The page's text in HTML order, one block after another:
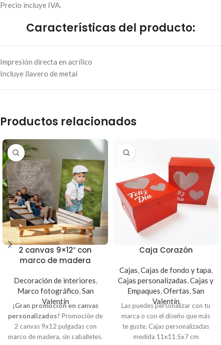
Precio incluye IVA.
Características del producto:
Impresión directa en acrílico
Incluye llavero de metal
Productos relacionados
2 canvas 9×12″ con
marco de madera
Decoración de interiores,
Marco fotográfico,San
Valentín
¡Gran promoción en canvas
personalizados! Promoción de
2 canvas 9x12 pulgadas con
marco de madera, sin caballetes.
Caja Corazón
Cajas,Cajas de fondo y tapa,
Cajas personalizadas,Cajas y
Empaques,Ofertas,San
Valentín
Las puedes personalizar con tu
marca o con el diseño que más
te guste. Cajas personalizadas
medida 11x11.5x7 cm